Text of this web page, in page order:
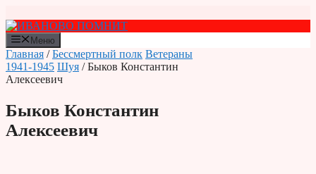
к
содержимому
Меню
Главная /Бессмертный полк Ветераны
1941-1945 Шуя / Быков Константин
Алексеевич
Быков Константин
Алексеевич